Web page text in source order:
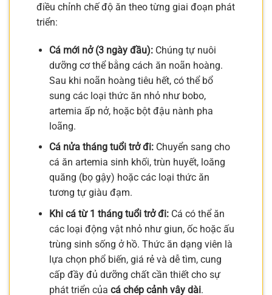
điều chỉnh chế độ ăn theo từng giai đoạn phát
triển:
Cá mới nở (3 ngày đầu):Chúng tự nuôi
dưỡng cơ thể bằng cách ăn noãn hoàng.
Sau khi noãn hoàng tiêu hết, có thể bổ
sung các loại thức ăn nhỏ như bobo,
artemia ấp nở, hoặc bột đậu nành pha
loãng.
Cá nửa tháng tuổi trở đi:Chuyển sang cho
cá ăn artemia sinh khối, trùn huyết, loăng
quăng (bọ gậy) hoặc các loại thức ăn
tương tự giàu đạm.
Khi cá từ 1 tháng tuổi trở đi:Cá có thể ăn
các loại động vật nhỏ như giun, ốc hoặc ấu
trùng sinh sống ở hồ. Thức ăn dạng viên là
lựa chọn phổ biến, giá rẻ và dễ tìm, cung
cấp đầy đủ dưỡng chất cần thiết cho sự
phát triển của cá chép cảnh vây dài.